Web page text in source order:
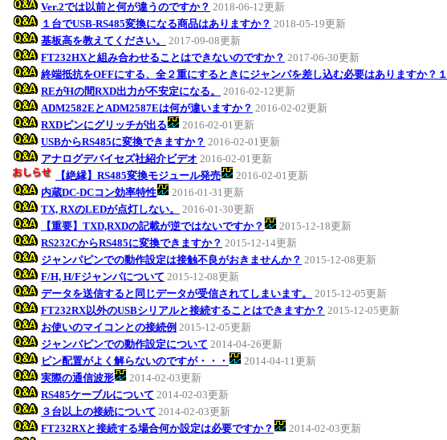
Ver.2では以前と何が違うのですか？ 2018-06-12更新
１台でUSB-RS485変換になる商品はありますか？ 2018-05-19更新
基板高を教えてください。
2017-09-08更新
FT232HXと組み合わせることはできないのですか？ 2017-06-30更新
終端抵抗をOFFにする、全２重にするときにジャンパを差し込む必要はありますか？１
REがHの間RXD出力が不安定になる。
2016-02-12更新
ADM2582EとADM2587Eは何が違いますか？ 2016-02-02更新
RXDピンにグリッチが出る
2016-02-01更新
USBからRS485に変換できますか？ 2016-02-01更新
アナログデバイセズ社紹介ビデオ 2016-02-01更新
【絶縁】RS485変換モジュール発売
2016-02-01更新
内蔵DC-DCコン効率特性
2016-01-31更新
TX, RXのLEDが点灯しない。
2016-01-30更新
【重要】TXD,RXDの記載が逆ではないですか？
2015-12-18更新
RS232CからRS485に変換できますか？ 2015-12-14更新
ジャンパピンでの動作設定は接触不良がおきませんか？ 2015-12-08更新
F/H, H/Fジャンパについて 2015-12-08更新
データを送信すると同じデータが受信されてしまいます。
2015-12-05更新
FT232RX以外のUSBシリアルと接続することはできますか？ 2015-12-05更新
お使いのマイコンとの接続例 2015-12-05更新
ジャンパピンでの動作設定について 2014-04-26更新
ピン配置がよく解らないのですが・・・
2014-04-11更新
実際の通信波形
2014-02-03更新
RS485ケーブルについて 2014-02-03更新
３台以上の接続について 2014-02-03更新
FT232RXと接続する場合何か設定は必要ですか？
2014-02-03更新